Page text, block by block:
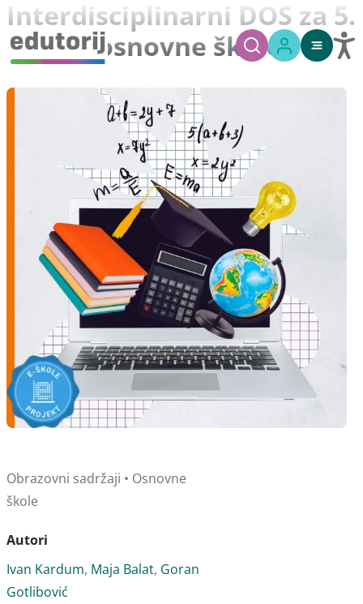
Interdisciplinarni DOS za 5.
razred osnovne škole
Obrazovni sadržaji • Osnovne
škole
Autori
Ivan Kardum, Maja Balat, Goran
Gotlibović